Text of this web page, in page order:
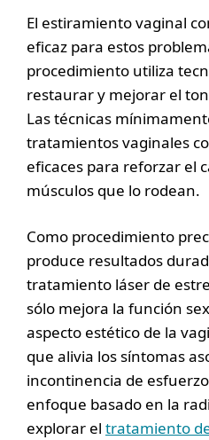
El estiramiento vaginal
eficaz para estos
procedimiento utiliza
restaurar y mejorar el
Las técnicas
tratamientos vaginales
eficaces para reforzar el
músculos que lo rodean.
Como procedimiento
produce resultados
tratamiento láser de
sólo mejora la función
aspecto estético de la
que alivia los síntomas
incontinencia de
enfoque basado en la
explorar el tratamiento